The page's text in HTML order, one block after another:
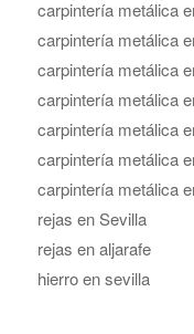
carpintería metálica
carpintería metálica
carpintería metálica
carpintería metálica
carpintería metálica
carpintería metálica
carpintería metálica
rejas en Sevilla
rejas en aljarafe
hierro en sevilla